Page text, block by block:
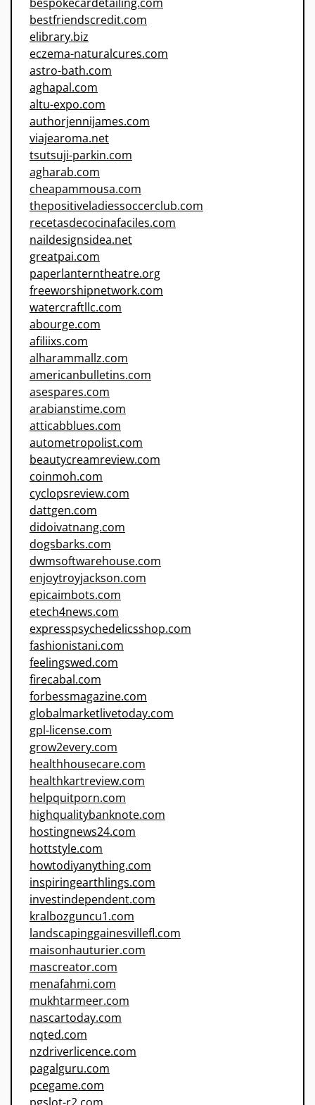
bestfriendscredit.com
elibrary.biz
eczema-naturalcures.com
astro-bath.com
aghapal.com
altu-expo.com
authorjennijames.com
viajearoma.net
tsutsuji-parkin.com
agharab.com
cheapammousa.com
thepositiveladiessoccerclub.com
recetasdecocinafaciles.com
naildesignsidea.net
greatpai.com
paperlanterntheatre.org
freeworshipnetwork.com
watercraftllc.com
abourge.com
afiliixs.com
alharammallz.com
americanbulletins.com
asespares.com
arabianstime.com
atticabblues.com
autometropolist.com
beautycreamreview.com
coinmoh.com
cyclopsreview.com
dattgen.com
didoivatnang.com
dogsbarks.com
dwmsoftwarehouse.com
enjoytroyjackson.com
epicaimbots.com
etech4news.com
expresspsychedelicsshop.com
fashionistani.com
feelingswed.com
firecabal.com
forbessmagazine.com
globalmarketlivetoday.com
gpl-license.com
grow2every.com
healthhousecare.com
healthkartreview.com
helpquitporn.com
highqualitybanknote.com
hostingnews24.com
hottstyle.com
howtodiyanything.com
inspiringearthlings.com
investindependent.com
kralbozguncu1.com
landscapinggainesvillefl.com
maisonhauturier.com
mascreator.com
menafahmi.com
mukhtarmeer.com
nascartoday.com
nqted.com
nzdriverlicence.com
pagalguru.com
pcegame.com